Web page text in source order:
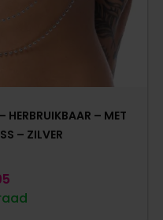
HERBRUIKBAAR – MET
– ZILVER